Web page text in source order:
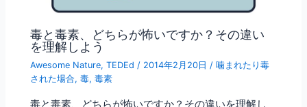
毒と毒素、どちらが怖いですか？その違い
を理解しよう
Awesome Nature,TEDEd / 2014年2月20日/噛まれたり毒
された場合,毒,毒素
毒と毒素、どちらが怖いですか？その違いを理解し